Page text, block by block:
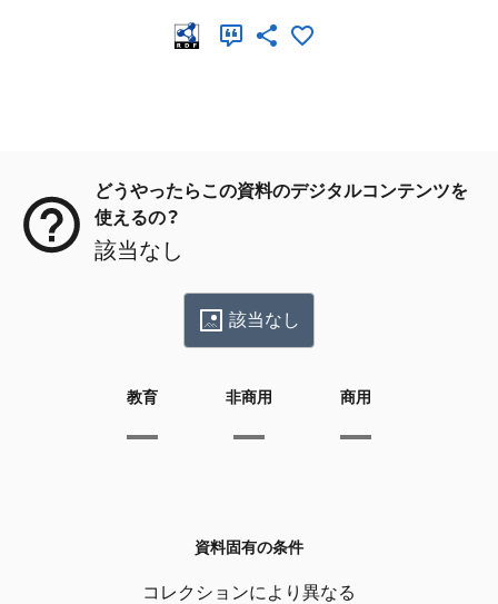
どうやったらこの資料のデジタルコンテンツを
使えるの？
該当なし
該当なし
教育 非商用 商用
資料固有の条件
コレクションにより異なる